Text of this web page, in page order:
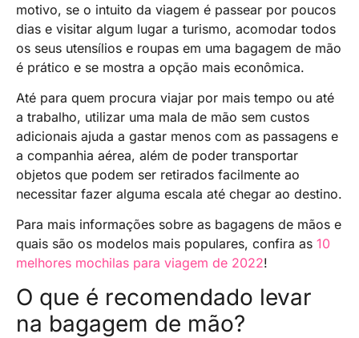
motivo, se o intuito da viagem é passear por poucos
dias e visitar algum lugar a turismo, acomodar todos
os seus utensílios e roupas em uma bagagem de mão
é prático e se mostra a opção mais econômica.
Até para quem procura viajar por mais tempo ou até
a trabalho, utilizar uma mala de mão sem custos
adicionais ajuda a gastar menos com as passagens e
a companhia aérea, além de poder transportar
objetos que podem ser retirados facilmente ao
necessitar fazer alguma escala até chegar ao destino.
Para mais informações sobre as bagagens de mãos e
quais são os modelos mais populares, confira as 10
melhores mochilas para viagem de 2022!
O que é recomendado levar
na bagagem de mão?